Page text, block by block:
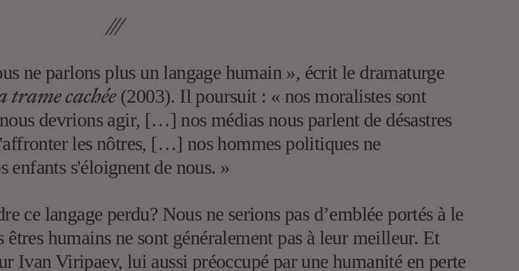
///
ne parlons plus un langage humain », écrit le dramaturge
trame cachée(2003). Il poursuit : « nos moralistes sont
devrions agir, […] nos médias nous parlent de désastres
les nôtres, […] nos hommes politiques ne
enfants s'éloignent de nous. »
ce langage perdu? Nous ne serions pas d’emblée portés à le
êtres humains ne sont généralement pas à leur meilleur. Et
Ivan Viripaev, lui aussi préoccupé par une humanité en perte